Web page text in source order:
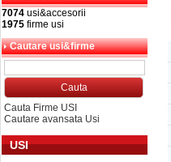
7074 usi&accesorii
1975 firme usi
Cautare usi&firme
Cauta Firme USI
Cautare avansata Usi
USI